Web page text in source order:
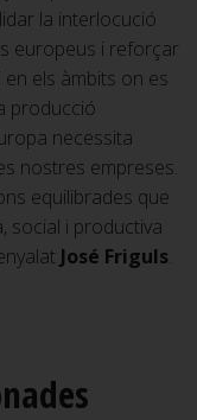
la interlocució
europeus i reforçar
els àmbits on es
producció
necessita
nostres empreses.
equilibrades que
social i productiva
José Friguls.